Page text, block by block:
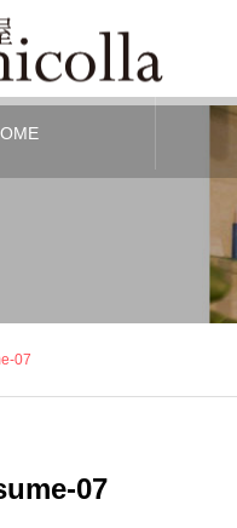
07
07